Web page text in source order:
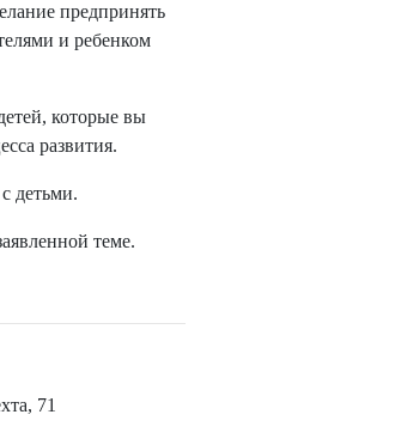
предпринять
и ребенком
которые вы
развития.
детьми.
теме.
71